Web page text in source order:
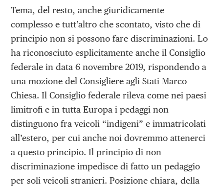
Tema, del resto, anche giuridicamente
complesso e tutt’altro che scontato, visto che di
principio non si possono fare discriminazioni. Lo
ha riconosciuto esplicitamente anche il Consiglio
federale in data 6 novembre 2019, rispondendo a
una mozione del Consigliere agli Stati Marco
Chiesa. Il Consiglio federale rileva come nei paesi
limitrofi e in tutta Europa i pedaggi non
distinguono fra veicoli “indigeni” e immatricolati
all’estero, per cui anche noi dovremmo attenerci
a questo principio. Il principio di non
discriminazione impedisce di fatto un pedaggio
per soli veicoli stranieri. Posizione chiara, della